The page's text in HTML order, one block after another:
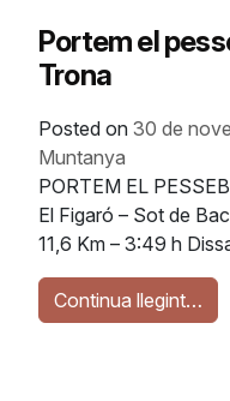
Portem el
Trona
Posted on 30 de
Muntanya
PORTEM EL
El Figaró – Sot de
11,6 Km – 3:49 h
Continua llegint…